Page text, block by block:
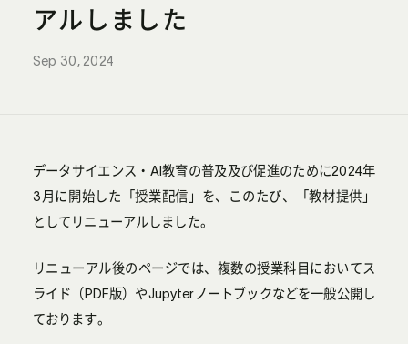
アルしました
Sep 30, 2024
データサイエンス・AI教育の普及及び促進のために2024年
3月に開始した「授業配信」を、このたび、「教材提供」
としてリニューアルしました。
リニューアル後のページでは、複数の授業科目においてス
ライド（PDF版）やJupyterノートブックなどを一般公開し
ております。